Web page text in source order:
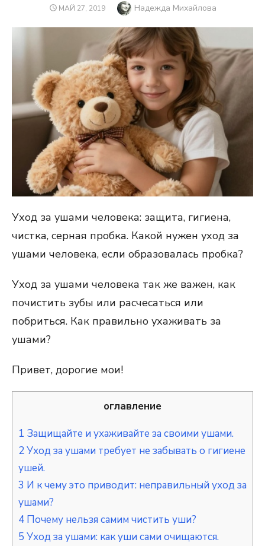
ОПУБЛИКОВАНО
МАЙ 27, 2019 Автор
Надежда Михайлова
Уход за ушами человека: защита, гигиена,
чистка, серная пробка. Какой нужен уход за
ушами человека, если образовалась пробка?
Уход за ушами человека так же важен, как
почистить зубы или расчесаться или
побриться. Как правильно ухаживать за
ушами?
Привет, дорогие мои!
оглавление
1 Защищайте и ухаживайте за своими ушами.
2Уход за ушами требует не забывать о гигиене
ушей.
3 И к чему это приводит: неправильный уход за
ушами?
4 Почему нельзя самим чистить уши?
5 Уход за ушами: как уши сами очищаются.